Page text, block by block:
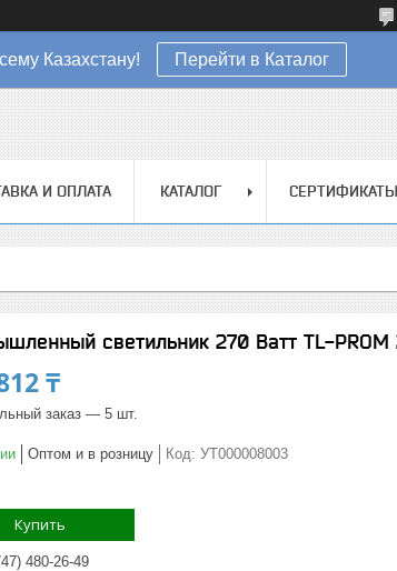
Казахстану! Перейти в Каталог
И ОПЛАТА КАТАЛОГ
светильник 270 Ватт TL-
₸
заказ — 5 шт.
Оптом и в розницу Код: УТ000008003
Купить
480-26-49